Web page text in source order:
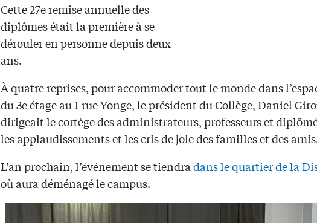
Cette 27e remise annuelle des
diplômes était la première à se
dérouler en personne depuis deux
ans.
À quatre reprises, pour accommoder tout le monde dans
du 3e étage au 1 rue Yonge, le président du Collège, Daniel
dirigeait le cortège des administrateurs, professeurs et
les applaudissements et les cris de joie des familles et des
L’an prochain, l’événement se tiendra dans le quartier de la
où aura déménagé le campus.